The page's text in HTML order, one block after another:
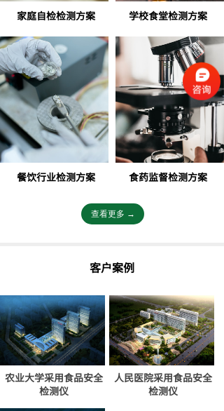
学校食堂检测方案
家庭自检检测方案
查看更多 →
食药监督检测方案
餐饮行业检测方案
客户案例
农业大学采用食品安全
检测仪
人民医院采用食品安全
检测仪